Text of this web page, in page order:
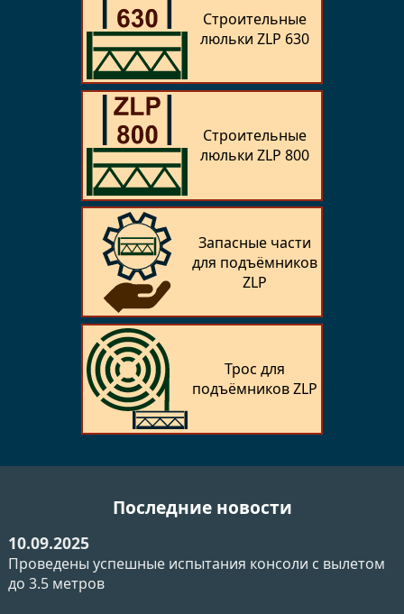
Строительные
люльки ZLP 630
Строительные
люльки ZLP 800
Запасные части
для подъёмников
ZLP
Трос для
подъёмников ZLP
Последние новости
10.09.2025
Проведены успешные испытания консоли с вылетом
до 3.5 метров